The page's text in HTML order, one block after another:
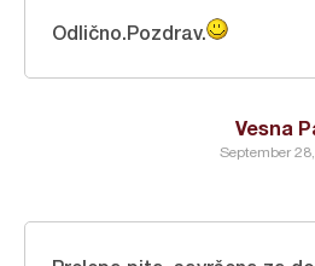
Vesna
September
Odlično.Pozdrav.